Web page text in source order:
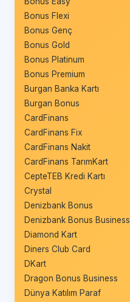
Bonus Flexi
Bonus Genç
Bonus Gold
Bonus Platinum
Bonus Premium
Burgan Banka Kartı
Burgan Bonus
CardFinans
CardFinans Fix
CardFinans Nakit
CardFinans TarımKart
CepteTEB Kredi Kartı
Crystal
Denizbank Bonus
Denizbank Bonus Business
Diamond Kart
Diners Club Card
DKart
Dragon Bonus Business
Dünya Katılım Paraf